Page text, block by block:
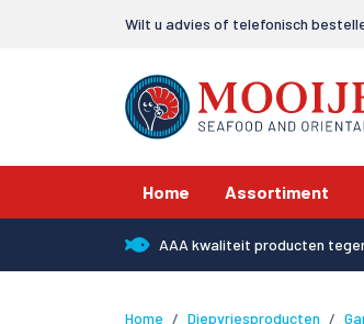
Wilt u advies of telefonisch
Home Assortiment
AAA kwaliteit producten
Home Diepvriesproducten